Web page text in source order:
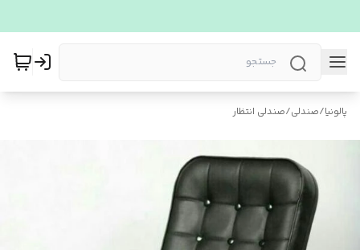
پالونیا/صندلی/صندلی انتظار